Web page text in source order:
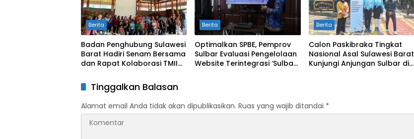
Berita
Badan Penghubung Sulawesi
Barat Hadiri Senam Bersama
dan Rapat Kolaborasi TMII
Berita
Optimalkan SPBE, Pemprov
Sulbar Evaluasi Pengelolaan
Website Terintegrasi ‘Sulbar
Berita
Calon Paskibraka Tingkat
Nasional Asal Sulawesi Barat
Kunjungi Anjungan Sulbar di
Tinggalkan Balasan
Alamat email Anda tidak akan dipublikasikan. Ruas yang wajib ditandai *